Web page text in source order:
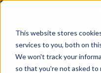
This website stores
services to you, both on
We won't track your
so that you're not asked to